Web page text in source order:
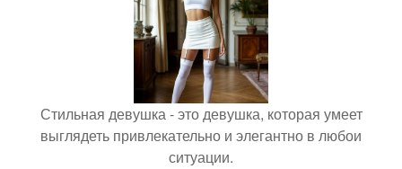
Стильная девушка - это девушка, которая умеет
выглядеть привлекательно и элегантно в любои
ситуации.